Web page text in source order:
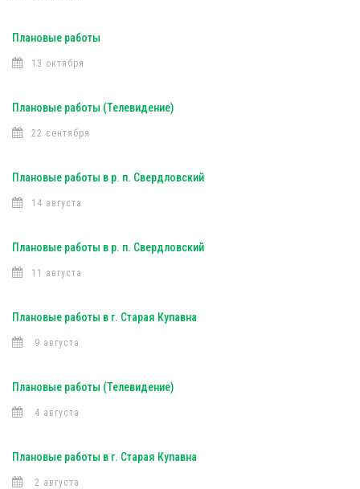
Плановые работы
13 октября
Плановые работы (Телевидение)
22 сентября
Плановые работы в р. п. Свердловский
14 августа
Плановые работы в р. п. Свердловский
11 августа
Плановые работы в г. Старая Купавна
9 августа
Плановые работы (Телевидение)
4 августа
Плановые работы в г. Старая Купавна
2 августа